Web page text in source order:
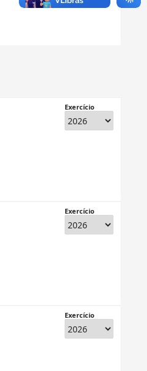
Exercício
Exercício
Exercício